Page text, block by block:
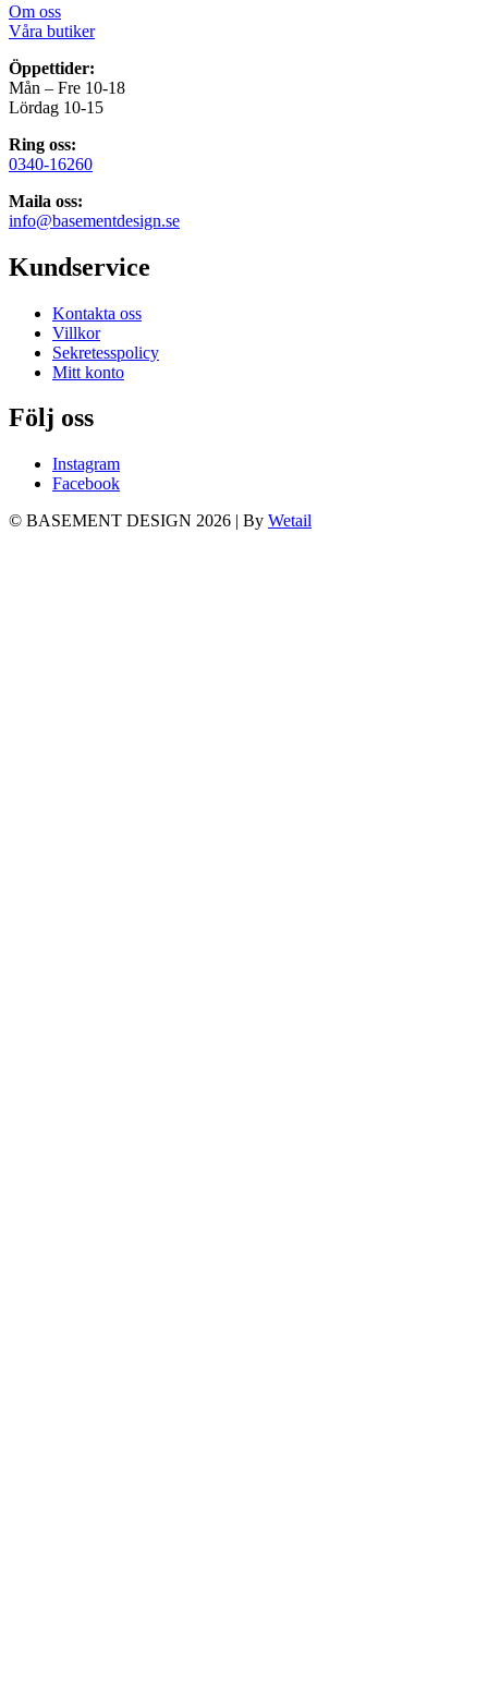
Om oss
Våra butiker
Öppettider:
Mån – Fre 10-18
Lördag 10-15
Ring oss:
0340-16260
Maila oss:
info@basementdesign.se
Kundservice
Kontakta oss
Villkor
Sekretesspolicy
Mitt konto
Följ oss
Instagram
Facebook
© BASEMENT DESIGN 2026 | By Wetail